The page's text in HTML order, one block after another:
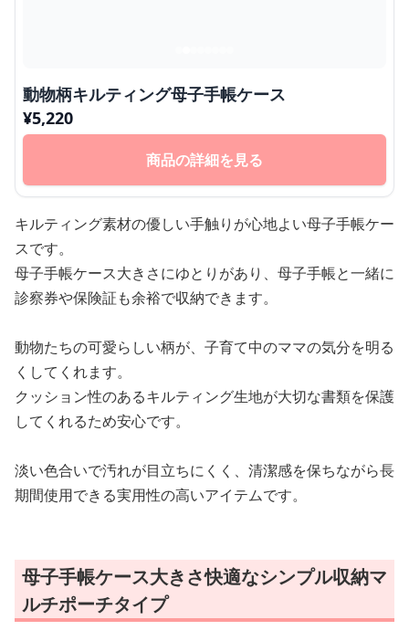
動物柄キルティング母子手帳ケース
¥5,220
商品の詳細を見る
キルティング素材の優しい手触りが心地よい母子手帳ケー
スです。
母子手帳ケース大きさにゆとりがあり、母子手帳と一緒に
診察券や保険証も余裕で収納できます。
動物たちの可愛らしい柄が、子育て中のママの気分を明る
くしてくれます。
クッション性のあるキルティング生地が大切な書類を保護
してくれるため安心です。
淡い色合いで汚れが目立ちにくく、清潔感を保ちながら長
期間使用できる実用性の高いアイテムです。
母子手帳ケース大きさ快適なシンプル収納マ
ルチポーチタイプ